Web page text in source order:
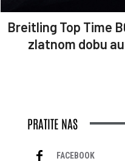
Breitling Top Time
zlatnom dobu
PRATITE NAS
FACEBOOK